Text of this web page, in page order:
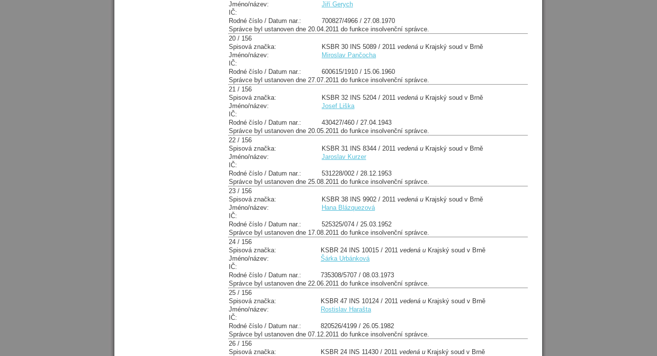
Jméno/název:
Jiří Gerych
IČ:
Rodné číslo / Datum nar.:
700827/4966 / 27.08.1970
Správce byl ustanoven dne 20.04.2011 do funkce insolvenční správce.
20 / 156
Spisová značka:
KSBR 30 INS 5089 / 2011 vedená u Krajský soud v Brně
Jméno/název:
Miroslav Pančocha
IČ:
Rodné číslo / Datum nar.:
600615/1910 / 15.06.1960
Správce byl ustanoven dne 27.07.2011 do funkce insolvenční správce.
21 / 156
Spisová značka:
KSBR 32 INS 5204 / 2011 vedená u Krajský soud v Brně
Jméno/název:
Josef Liška
IČ:
Rodné číslo / Datum nar.:
430427/460 / 27.04.1943
Správce byl ustanoven dne 20.05.2011 do funkce insolvenční správce.
22 / 156
Spisová značka:
KSBR 31 INS 8344 / 2011 vedená u Krajský soud v Brně
Jméno/název:
Jaroslav Kurzer
IČ:
Rodné číslo / Datum nar.:
531228/002 / 28.12.1953
Správce byl ustanoven dne 25.08.2011 do funkce insolvenční správce.
23 / 156
Spisová značka:
KSBR 38 INS 9902 / 2011 vedená u Krajský soud v Brně
Jméno/název:
Hana Blázquezová
IČ:
Rodné číslo / Datum nar.:
525325/074 / 25.03.1952
Správce byl ustanoven dne 17.08.2011 do funkce insolvenční správce.
24 / 156
Spisová značka:
KSBR 24 INS 10015 / 2011 vedená u Krajský soud v Brně
Jméno/název:
Šárka Urbánková
IČ:
Rodné číslo / Datum nar.:
735308/5707 / 08.03.1973
Správce byl ustanoven dne 22.06.2011 do funkce insolvenční správce.
25 / 156
Spisová značka:
KSBR 47 INS 10124 / 2011 vedená u Krajský soud v Brně
Jméno/název:
Rostislav Harašta
IČ:
Rodné číslo / Datum nar.:
820526/4199 / 26.05.1982
Správce byl ustanoven dne 07.12.2011 do funkce insolvenční správce.
26 / 156
Spisová značka:
KSBR 24 INS 11430 / 2011 vedená u Krajský soud v Brně